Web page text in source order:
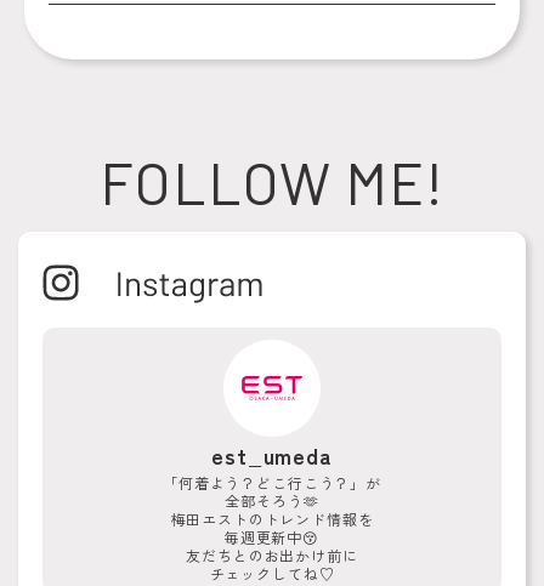
FOLLOW ME!
est_umeda
「何着よう？どこ行こう？」が
全部そろう🫶
梅田エストのトレンド情報を
毎週更新中😚
友だちとのお出かけ前に
チェックしてね♡